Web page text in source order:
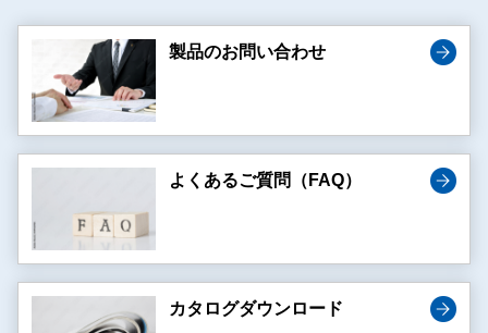
製品のお問い合わせ
よくあるご質問（FAQ）
カタログダウンロード